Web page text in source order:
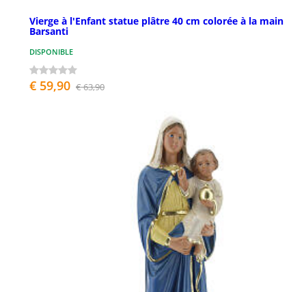
Vierge à l'Enfant statue plâtre 40 cm colorée à la main
Barsanti
DISPONIBLE
€ 59,90 € 63,90